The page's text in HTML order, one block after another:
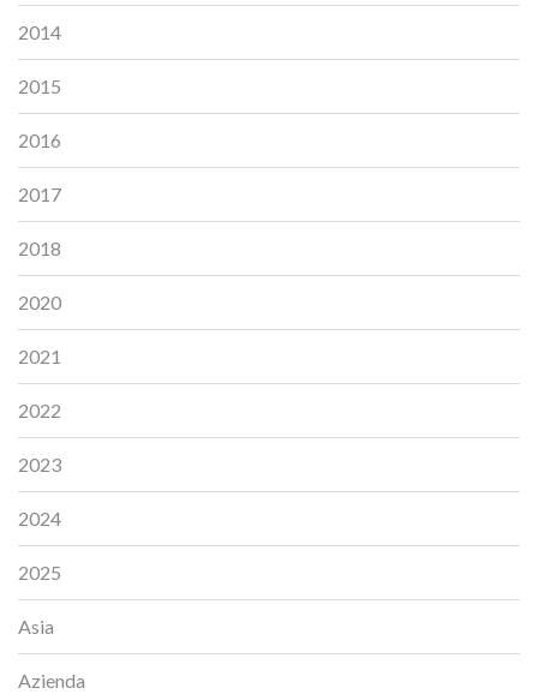
2014
2015
2016
2017
2018
2020
2021
2022
2023
2024
2025
Asia
Azienda